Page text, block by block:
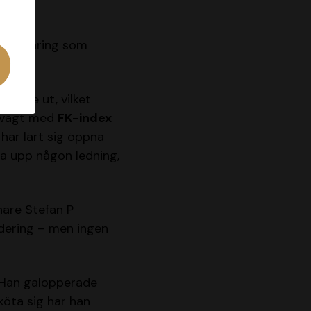
fyraåring som
ut, vilket
med FK-index
lärt sig öppna
upp någon ledning,
Stefan P
– men ingen
galopperade
sig har han